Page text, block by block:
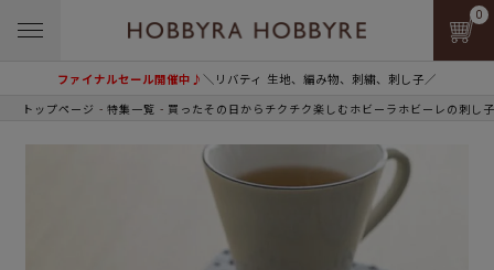
ファイナルセール開催中♪＼リバティ 生地、編み物、刺繍、刺し子／
0
トップページ 特集一覧 買ったその日からチクチク楽しむホビーラホビーレの刺し子